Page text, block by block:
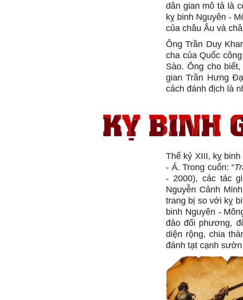
dân gian mô tả là
kỵ binh Nguyên -
của châu Âu và
Ông Trần Duy
cha của Quốc
Sào. Ông cho
gian Trần Hưng
cách đánh địch là
Thế kỷ XIII, kỵ
- Á. Trong cuốn: “
- 2000), các tác
Nguyễn Cảnh
trang bị so với kỵ
binh Nguyên -
đảo đối phương,
diện rộng, chia
đánh tạt cạnh